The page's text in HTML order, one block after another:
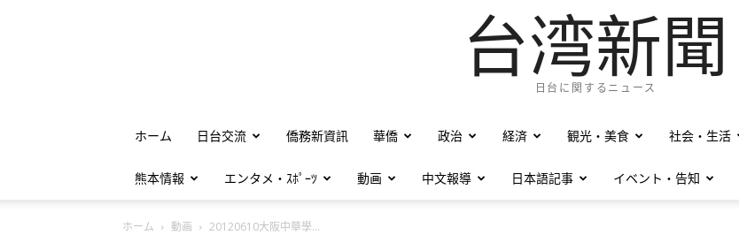
台湾新聞
日台に関するニュース
ホーム 日台交流 僑務新資訊 華僑 政治 経済 観光・美食 社会・生活
熊本情報 エンタメ・ｽﾎﾟｰﾂ 動画 中文報導 日本語記事 イベント・告知
ホーム 動画 20120610大阪中華學...